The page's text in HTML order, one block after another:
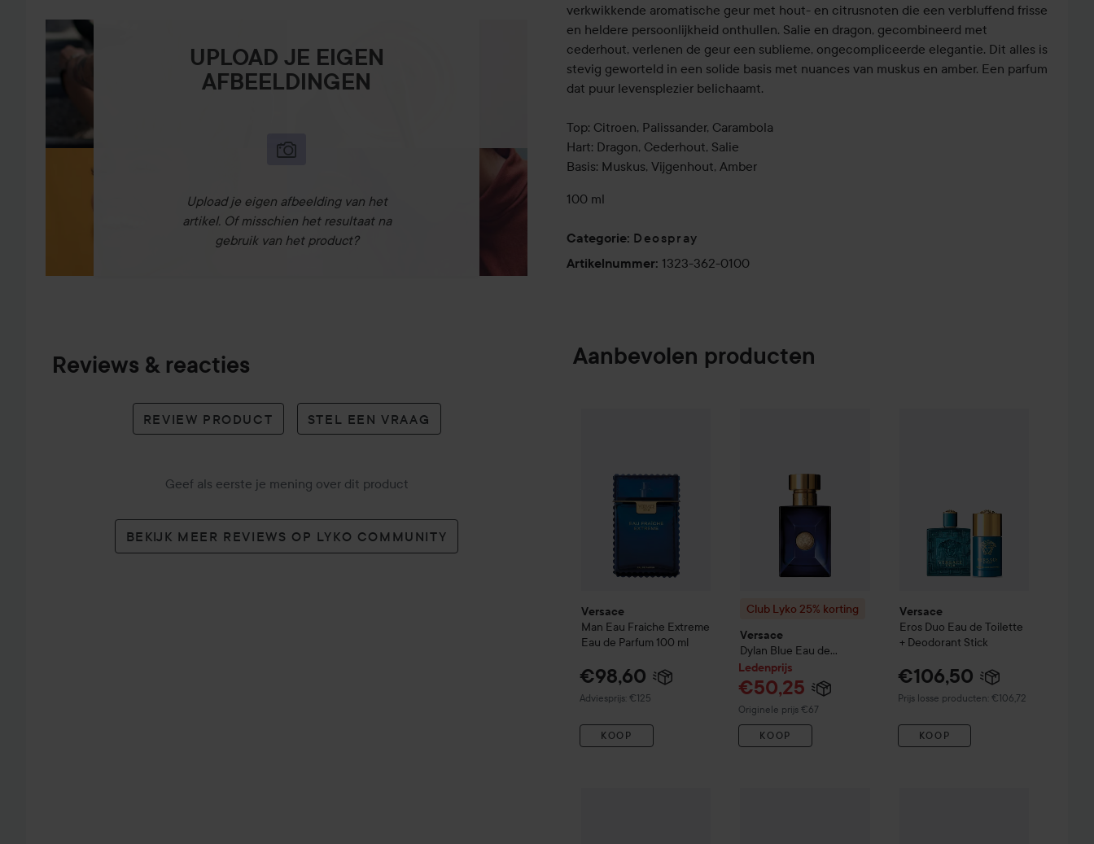
UPLOAD JE EIGEN
AFBEELDINGEN
Upload je eigen afbeelding van het
artikel. Of misschien het resultaat na
gebruik van het product?
Reviews & reacties
REVIEW PRODUCT STEL EEN VRAAG
Geef als eerste je mening over dit product
BEKIJK MEER REVIEWS OP LYKO COMMUNITY
verkwikkende aromatische geur met hout- en citrusnoten die een verbluffend frisse
en heldere persoonlijkheid onthullen. Salie en dragon, gecombineerd met
cederhout, verlenen de geur een sublieme, ongecompliceerde elegantie. Dit alles is
stevig geworteld in een solide basis met nuances van muskus en amber. Een parfum
dat puur levensplezier belichaamt.
Top: Citroen, Palissander, Carambola
Hart: Dragon, Cederhout, Salie
Basis: Muskus, Vijgenhout, Amber
100 ml
Categorie: Deospray
Artikelnummer: 1323-362-0100
Aanbevolen producten
Versace
Man Eau Fraiche Extreme
Eau de Parfum 100 ml
€98,60
Adviesprijs: €125
Aanbevolen prijs €125
KOOP
Club Lyko 25% korting
Versace
Dylan Blue Eau de
Toilette30 ml
Ledenprijs
€50,25
Originele prijs €67
Normale prijs €67
KOOP
Versace
Eros Duo Eau de Toilette
+ Deodorant Stick
€106,50
Prijs losse producten: €106,72
KOOP